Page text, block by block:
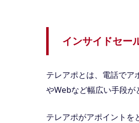
インサイドセー
テレアポとは、電話でア
やWebなど幅広い手段が
テレアポがアポイントを